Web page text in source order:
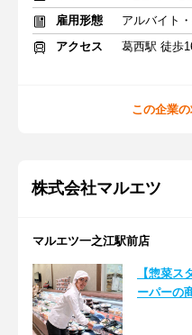
雇用形態
アルバイト
アクセス
葛西駅 徒歩
この企業
株式会社マルエツ
マルエツ一之江駅前店
【惣菜
ーパーの